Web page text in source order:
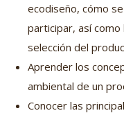
ecodiseño, cómo
participar, así
selección del
Aprender los
ambiental de un
Conocer las